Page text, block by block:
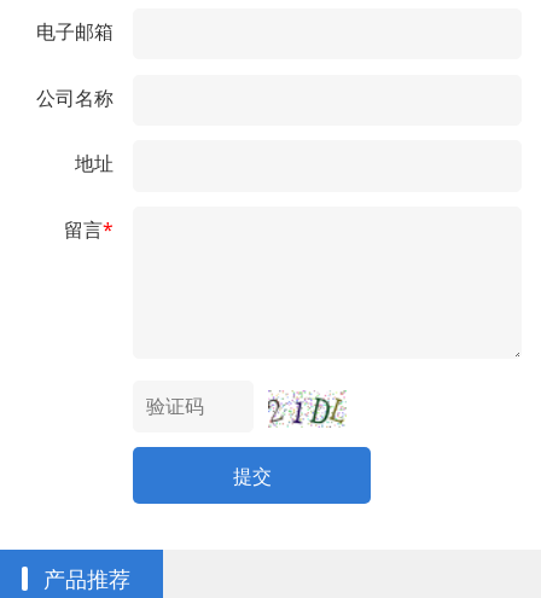
电子邮箱
公司名称
地址
留言*
提交
产品推荐